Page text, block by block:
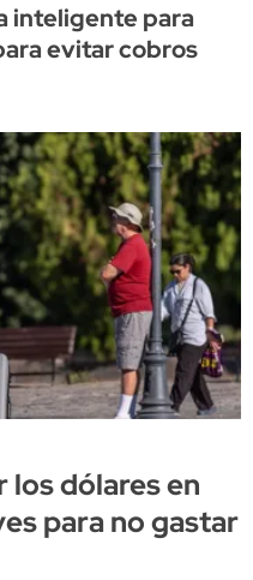
inteligente para
evitar cobros
los dólares en
para no gastar